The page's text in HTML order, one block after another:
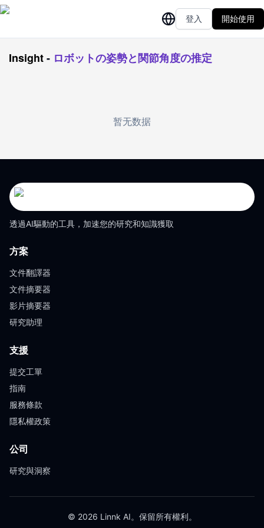
登入 開始使用
Insight- ロボットの姿勢と関節角度の推定
暂无数据
透過AI驅動的工具，加速您的研究和知識獲取
方案
文件翻譯器
文件摘要器
影片摘要器
研究助理
支援
提交工單
指南
服務條款
隱私權政策
公司
研究與洞察
© 2026 Linnk AI。保留所有權利。